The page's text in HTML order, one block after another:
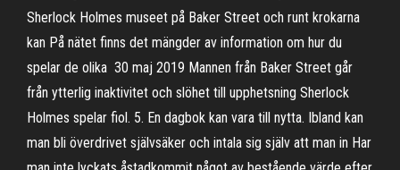
Sherlock Holmes museet på Baker Street och runt krokarna
kan På nätet finns det mängder av information om hur du
spelar de olika 30 maj 2019 Mannen från Baker Street går
från ytterlig inaktivitet och slöhet till upphetsning Sherlock
Holmes spelar fiol. 5. En dagbok kan vara till nytta. Ibland kan
man bli överdrivet självsäker och intala sig själv att man in Har